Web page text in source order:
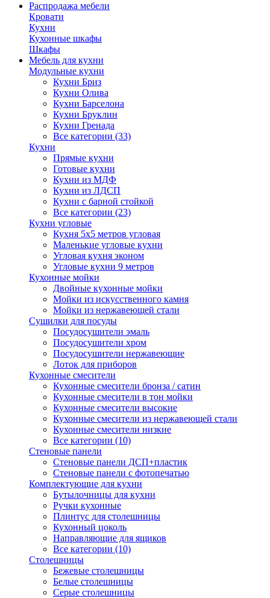
Распродажа мебели
Кровати
Кухни
Кухонные шкафы
Шкафы
Мебель для кухни
Модульные кухни
Кухни Бриз
Кухни Олива
Кухни Барселона
Кухни Бруклин
Кухни Гренада
Все категории (33)
Кухни
Прямые кухни
Готовые кухни
Кухни из МДФ
Кухни из ЛДСП
Кухни с барной стойкой
Все категории (23)
Кухни угловые
Кухня 5х5 метров угловая
Маленькие угловые кухни
Угловая кухня эконом
Угловые кухни 9 метров
Кухонные мойки
Двойные кухонные мойки
Мойки из искусственного камня
Мойки из нержавеющей стали
Сушилки для посуды
Посудосушители эмаль
Посудосушители хром
Посудосушители нержавеющие
Лоток для приборов
Кухонные смесители
Кухонные смесители бронза / сатин
Кухонные смесители в тон мойки
Кухонные смесители высокие
Кухонные смесители из нержавеющей стали
Кухонные смесители низкие
Все категории (10)
Стеновые панели
Стеновые панели ДСП+пластик
Стеновые панели с фотопечатью
Комплектующие для кухни
Бутылочницы для кухни
Ручки кухонные
Плинтус для столешницы
Кухонный цоколь
Направляющие для ящиков
Все категории (10)
Столешницы
Бежевые столешницы
Белые столешницы
Серые столешницы